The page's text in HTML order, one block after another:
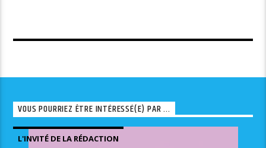
VOUS POURRIEZ ÊTRE INTÉRESSÉ(E) PAR ...
L'INVITÉ DE LA RÉDACTION